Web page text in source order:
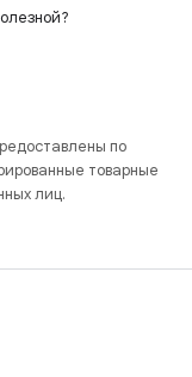
по
товарные
лиц.